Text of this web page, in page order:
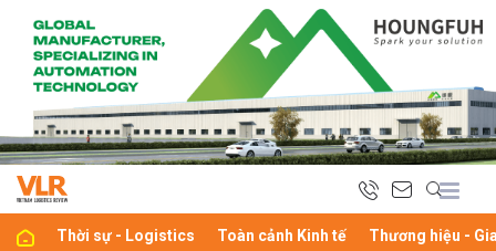
Thời sự - Logistics Toàn cảnh Kinh tế Thương hiệu -
luận